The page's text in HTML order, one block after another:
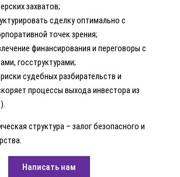
захватов;
сделку оптимально с
точек зрения;
финансирования и переговоры с
госструктурами;
судебных разбирательств и
процессы выхода инвестора из
структура – залог безопасного и
Написать нам